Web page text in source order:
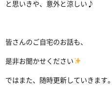
と思いきや、意外と涼しい♪
皆さんのご自宅のお話も、
是非お聞かせください
ではまた、随時更新していきます。